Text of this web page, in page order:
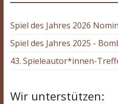
Spiel des Jahres 2026
Spiel des Jahres 2025 -
43. Spieleautor*innen-
Wir unterstützen: